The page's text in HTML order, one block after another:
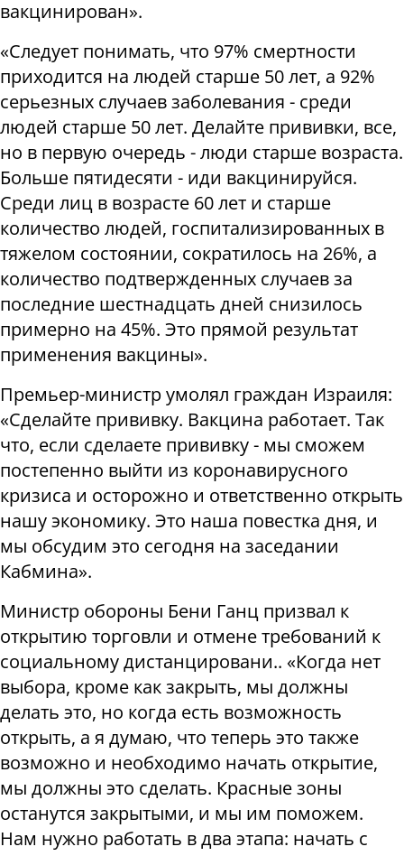
вакцинирован».
«Следует понимать, что 97% смертности
приходится на людей старше 50 лет, а 92%
серьезных случаев заболевания - среди
людей старше 50 лет. Делайте прививки, все,
но в первую очередь - люди старше возраста.
Больше пятидесяти - иди вакцинируйся.
Среди лиц в возрасте 60 лет и старше
количество людей, госпитализированных в
тяжелом состоянии, сократилось на 26%, а
количество подтвержденных случаев за
последние шестнадцать дней снизилось
примерно на 45%. Это прямой результат
применения вакцины».
Премьер-министр умолял граждан Израиля:
«Сделайте прививку. Вакцина работает. Так
что, если сделаете прививку - мы сможем
постепенно выйти из коронавирусного
кризиса и осторожно и ответственно открыть
нашу экономику. Это наша повестка дня, и
мы обсудим это сегодня на заседании
Кабмина».
Министр обороны Бени Ганц призвал к
открытию торговли и отмене требований к
социальному дистанцировани.. «Когда нет
выбора, кроме как закрыть, мы должны
делать это, но когда есть возможность
открыть, а я думаю, что теперь это также
возможно и необходимо начать открытие,
мы должны это сделать. Красные зоны
останутся закрытыми, и мы им поможем.
Нам нужно работать в два этапа: начать с